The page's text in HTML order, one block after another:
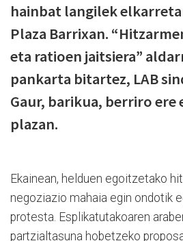
hainbat langilek
Plaza Barrixan.
eta ratioen jaitsiera”
pankarta bitartez, LAB
Gaur, barikua, berriro
plazan.
Ekainean, helduen egoitzetako
negoziazio mahaia egin ondotik
protesta. Esplikatutakoaren
partzialtasuna hobetzeko